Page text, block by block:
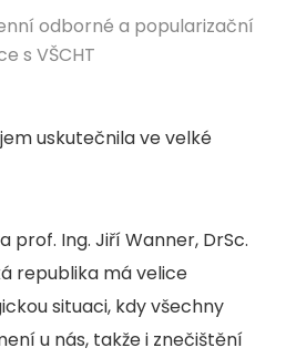
odborné a popularizační
s VŠCHT
uskutečnila ve velké
prof. Ing. Jiří Wanner, DrSc.
republika má velice
situaci, kdy všechny
u nás, takže i znečištění